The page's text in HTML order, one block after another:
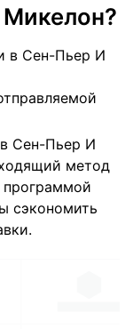
в Сен-Пьер И
Сен-Пьер И
метод
программой
сэкономить